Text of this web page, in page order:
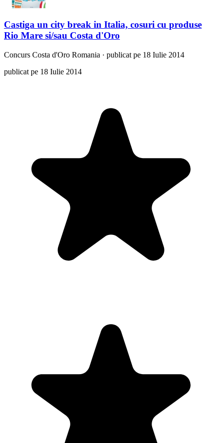
Castiga un city break in Italia, cosuri cu produse
Rio Mare si/sau Costa d'Oro
Concurs Costa d'Oro Romania · publicat pe 18 Iulie 2014
publicat pe 18 Iulie 2014